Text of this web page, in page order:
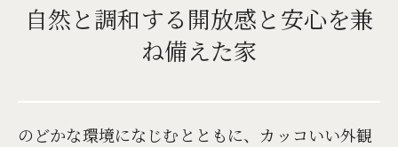
自然と調和する開放感と安心を兼
ね備えた家
のどかな環境になじむとともに、カッコいい外観